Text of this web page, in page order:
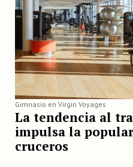
Gimnasio en Virgin Voyages
La tendencia al
impulsa la
cruceros